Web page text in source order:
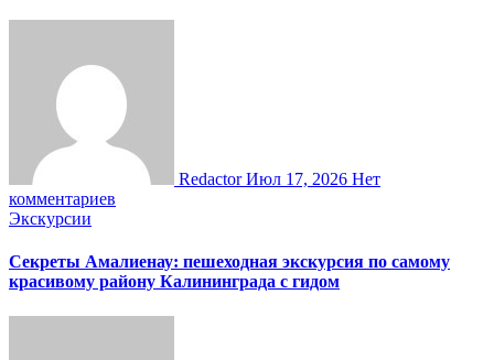
RedactorИюл 17, 2026 Нет
комментариев
Экскурсии
Секреты Амалиенау: пешеходная экскурсия по самому
красивому району Калининграда с гидом